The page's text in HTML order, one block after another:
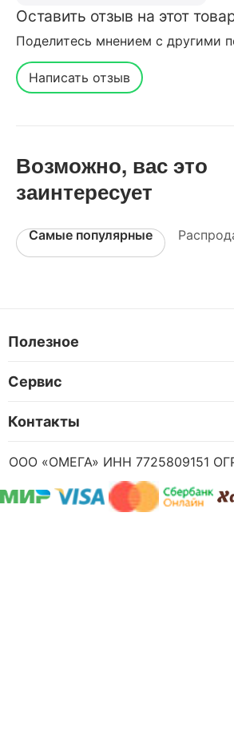
Оставить отзыв на этот
Поделитесь мнением с другими
Написать отзыв
Возможно, вас это
заинтересует
Самые популярные
Полезное
Сервис
Контакты
ООО «ОМЕГА» ИНН 7725809151